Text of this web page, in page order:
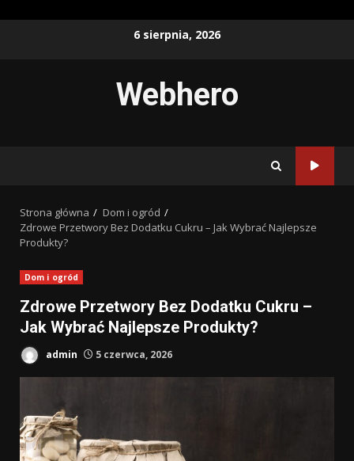
6 sierpnia, 2026
Webhero
Strona główna
Dom i ogród
Zdrowe Przetwory Bez Dodatku Cukru – Jak Wybrać Najlepsze
Produkty?
Dom i ogród
Zdrowe Przetwory Bez Dodatku Cukru –
Jak Wybrać Najlepsze Produkty?
admin 5 czerwca, 2026